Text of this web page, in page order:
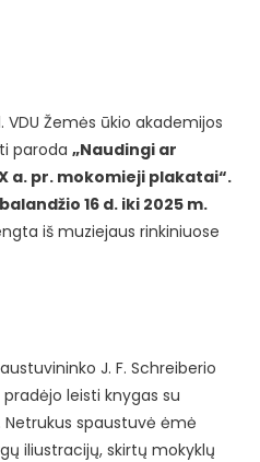
VDU Žemės ūkio akademijos
paroda „Naudingi ar
a. pr. mokomieji plakatai“.
16 d. iki 2025 m.
iš muziejaus rinkiniuose
J. F. Schreiberio
leisti knygas su
spaustuvė ėmė
iliustracijų, skirtų mokyklų